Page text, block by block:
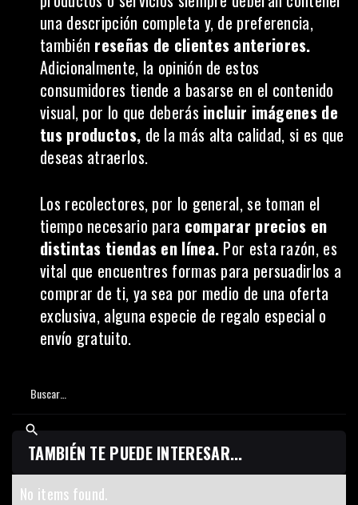
una descripción completa y, de preferencia,
también reseñas de clientes anteriores.
Adicionalmente, la opinión de estos
consumidores tiende a basarse en el contenido
visual, por lo que deberás incluir imágenes de
tus productos, de la más alta calidad, si es que
deseas atraerlos.
Los recolectores, por lo general, se toman el
tiempo necesario para comparar precios en
distintas tiendas en línea. Por esta razón, es
vital que encuentres formas para persuadirlos a
comprar de ti, ya sea por medio de una oferta
exclusiva, alguna especie de regalo especial o
envío gratuito.
TAMBIÉN TE PUEDE INTERESAR...
No items found.